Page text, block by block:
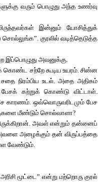
வரும் பொழுது அந்த உணர்வு
இன்னும் யோசித்துக்
குரலில் வடித்தெடுத்த
இப்பொழுது அவனுக்கு.
கொண்ட சற்றே கூடிய உயரம். சின்ன
நிரம்பிய உடல். அதை அதிகம்
கற்றுக் கொண்டு விட்டாள்.
காரணம். ஒவ்வொருவரிடமும் பேச
மீண்டும் சொல்வாளா?
அவள் என்றும் தன்னைப்
அழைக்கும் தன் விருப்பத்தை
வேண்டும்.
அரிசி மூட்டை” என்று மற்றொரு குரல்